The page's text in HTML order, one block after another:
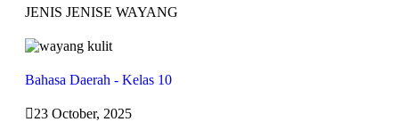
JENIS JENISE WAYANG
Bahasa Daerah - Kelas 10
23 October, 2025